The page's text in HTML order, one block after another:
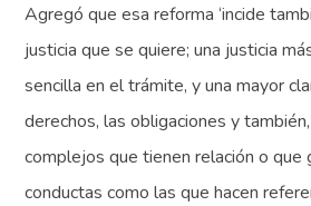
Agregó que esa reforma ‘incide
justicia que se quiere; una justicia
sencilla en el trámite, y una mayor
derechos, las obligaciones y
complejos que tienen relación o que
conductas como las que hacen